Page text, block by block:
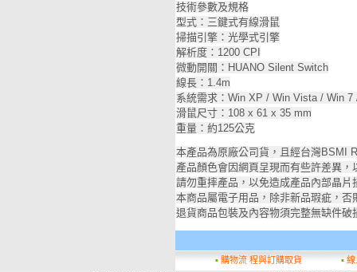
技術參數及規格
型式：三鍵式有線滑鼠
掃描引擎：光學式引擎
解析度：1200 CPI
微動開關：HUANO Silent Switch
線長：1.4m
系統需求：Win XP / Win Vista / Win
滑鼠尺寸：108 x 61 x 35 mm
重量：約125公克
本產品為原廠公司貨，且經台灣BSMI
產品顏色會因網頁呈現而有些許差異，
請勿重摔產品，以免造成產品內部晶片
本商品屬電子用品，除非新品瑕疵，
退貨商品包裝及內容物須完整無缺件破
▪ 購物流 程與訂購取貨 ▪ 線